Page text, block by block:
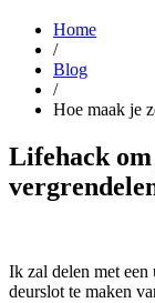
Home
/
Blog
/
Hoe maak je
Lifehack
Ik zal delen met
deurslot te maken